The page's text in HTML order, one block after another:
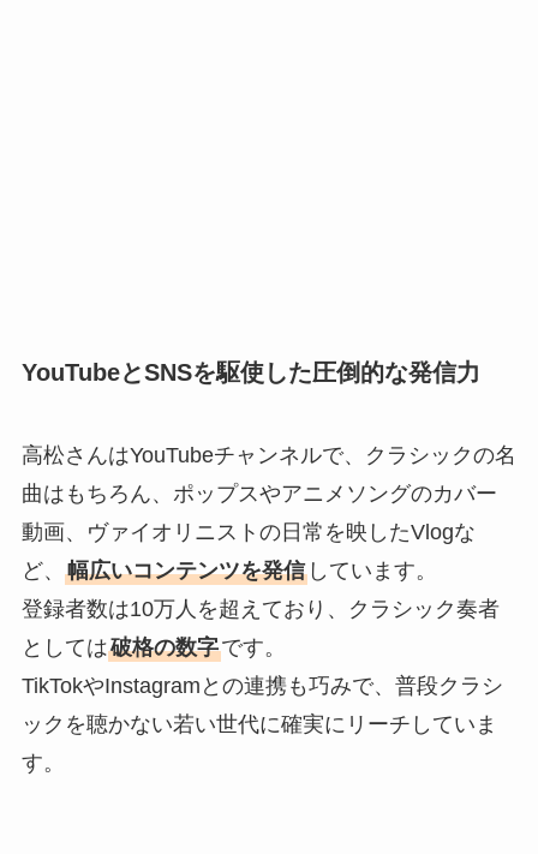
YouTubeとSNSを駆使した圧倒的な発信力
高松さんはYouTubeチャンネルで、クラシックの名
曲はもちろん、ポップスやアニメソングのカバー
動画、ヴァイオリニストの日常を映したVlogな
ど、 幅広いコンテンツを発信しています。
登録者数は10万人を超えており、クラシック奏者
としては破格の数字です。
TikTokやInstagramとの連携も巧みで、普段クラシ
ックを聴かない若い世代に確実にリーチしていま
す。